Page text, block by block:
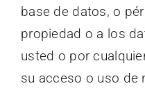
base de datos, o
propiedad o a los
usted o por
su acceso o uso de